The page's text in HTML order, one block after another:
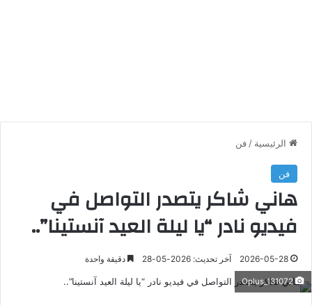
الرئيسية / فن
فن
هاني شاكر يتصدر التواصل في
فيديو نادر “يا ليلة العيد آنستينا”..
2026-05-28 آخر تحديث: 2026-05-28 دقيقة واحدة
Oplus_131072